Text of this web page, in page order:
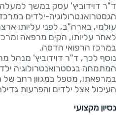
הגסטרואנטרולוגיה-ילדים
לאחר עליותו, הקים מרפאה
נוסף לכך, ד"ר דוידוביץ' מנהל
במרפאתו, מטפל במגוון רחב
העיכול אצל ילדים והפרעות
נסיון מקצועי